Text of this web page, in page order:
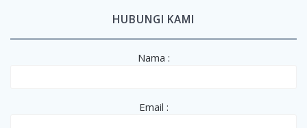
HUBUNGI KAMI
Nama :
Email :